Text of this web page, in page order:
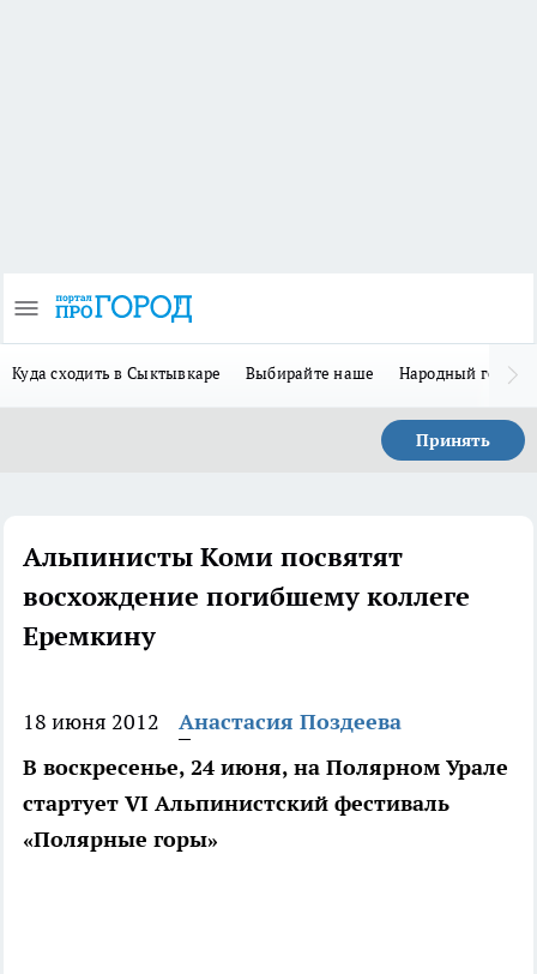
Куда сходить в Сыктывкаре Выбирайте наше Народный герой
Принять
Альпинисты Коми посвятят
восхождение погибшему коллеге
Еремкину
18 июня 2012
Анастасия Поздеева
В воскресенье, 24 июня, на Полярном Урале
стартует VI Альпинистский фестиваль
«Полярные горы»